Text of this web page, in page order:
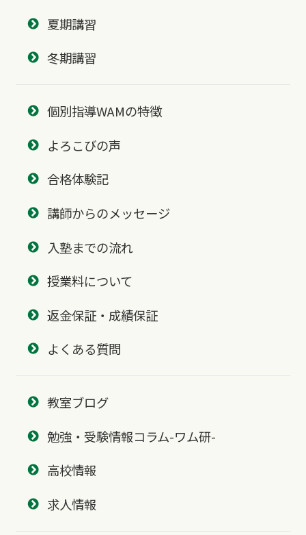
夏期講習
冬期講習
個別指導WAMの特徴
よろこびの声
合格体験記
講師からのメッセージ
入塾までの流れ
授業料について
返金保証・成績保証
よくある質問
教室ブログ
勉強・受験情報コラム-ワム研-
高校情報
求人情報